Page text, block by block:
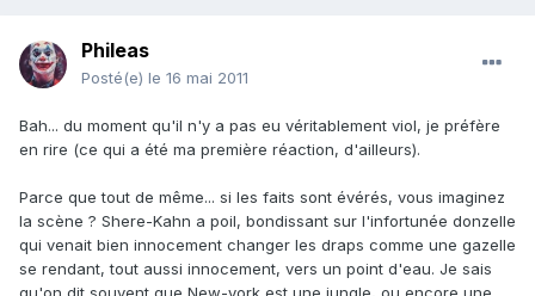
Phileas
Posté(e) le 16 mai 2011
Bah... du moment qu'il n'y a pas eu véritablement viol, je préfère
en rire (ce qui a été ma première réaction, d'ailleurs).
Parce que tout de même... si les faits sont évérés, vous imaginez
la scène ? Shere-Kahn a poil, bondissant sur l'infortunée donzelle
qui venait bien innocement changer les draps comme une gazelle
se rendant, tout aussi innocement, vers un point d'eau. Je sais